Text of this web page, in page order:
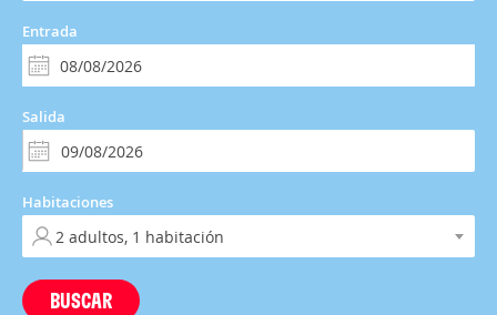
Entrada
Salida
Habitaciones
BUSCAR